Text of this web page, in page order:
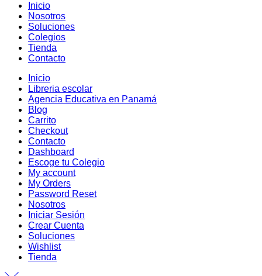
Inicio
Nosotros
Soluciones
Colegios
Tienda
Contacto
Inicio
Libreria escolar
Agencia Educativa en Panamá
Blog
Carrito
Checkout
Contacto
Dashboard
Escoge tu Colegio
My account
My Orders
Password Reset
Nosotros
Iniciar Sesión
Crear Cuenta
Soluciones
Wishlist
Tienda